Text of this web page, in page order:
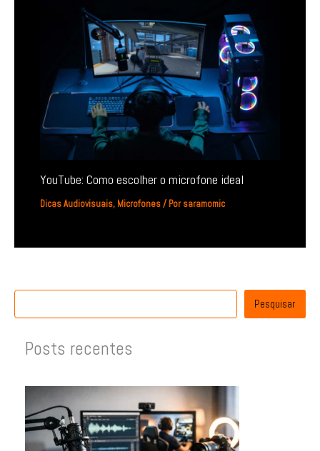
YouTube: Como escolher o microfone ideal
Dicas Audiovisuais, Microfones/ Porsaramomic
Pesquisar
Posts recentes